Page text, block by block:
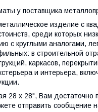
у поставщика
изделие с
среди которых
с круглыми аналогами,
в строительной
каркасов,
и интерьера,
28 х 28", Вам достаточно
отправить сообщение